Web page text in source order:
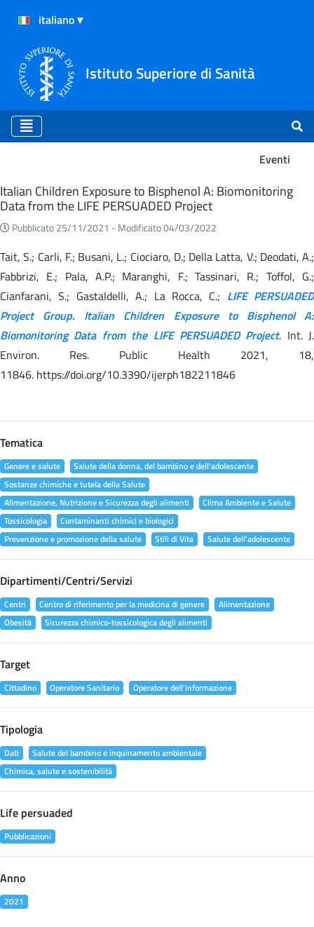
Istituto Superiore di Sanità
Eventi
Eventi
Italian Children Exposure to Bisphenol A: Biomonitoring
Data from the LIFE PERSUADED Project
Pubblicato 25/11/2021 - Modificato 04/03/2022
Tait, S.; Carli, F.; Busani, L.; Ciociaro, D.; Della Latta, V.; Deodati, A.;
Fabbrizi, E.; Pala, A.P.; Maranghi, F.; Tassinari, R.; Toffol, G.;
Cianfarani, S.; Gastaldelli, A.; La Rocca, C.; LIFE PERSUADED
Project Group. Italian Children Exposure to Bisphenol A:
Biomonitoring Data from the LIFE PERSUADED Project. Int. J.
Environ. Res. Public Health 2021, 18,
11846. https://doi.org/10.3390/ijerph182211846
Tematica
Genere e salute
Salute della donna, del bambino e dell'adolescente
Sostanze chimiche e tutela della Salute
Alimentazione, Nutrizione e Sicurezza degli alimenti
Clima Ambiente e Salute
Tossicologia
Contaminanti chimici e biologici
Prevenzione e promozione della salute
Stili di Vita Salute dell'adolescente
Dipartimenti/Centri/Servizi
Centri Centro di riferimento per la medicina di genere
Alimentazione
Obesità
Sicurezza chimico-tossicologica degli alimenti
Target
Cittadino Operatore Sanitario Operatore dell'informazione
Tipologia
Dati
Salute del bambino e inquinamento ambientale
Chimica, salute e sostenibilità
Life persuaded
Pubblicazioni
Anno
2021